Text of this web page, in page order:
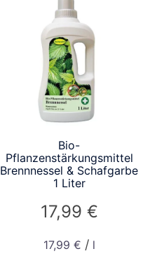
Bio-
Pflanzenstärkungsmittel
Brennnessel & Schafgarbe
1 Liter
17,99 €
17,99 € / l